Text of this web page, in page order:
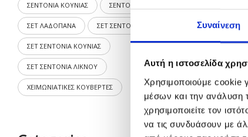
Συναίνεση
Αυτή η ιστοσελίδα
Χρησιμοποιούμε cookie
μέσων και την ανάλυση
χρησιμοποιείτε τον
να τις συνδυάσουν με
ΣΕΝΤΟΝΙΑ ΚΟΥΝΙΑΣ ΣΕΝΤΟΝΙΑ ΜΩΡΟΥ
ΣΕΤ ΛΑΔΟΠΑΝΑ ΣΕΤ ΣΕΝΤΟΝΙΑ
ΣΕΤ ΣΕΝΤΟΝΙΑ ΚΟΥΝΙΑΣ
ΣΕΤ ΣΕΝΤΟΝΙΑ ΛΙΚΝΟΥ
ΧΕΙΜΩΝΙΑΤΙΚΕΣ ΚΟΥΒΕΡΤΕΣ